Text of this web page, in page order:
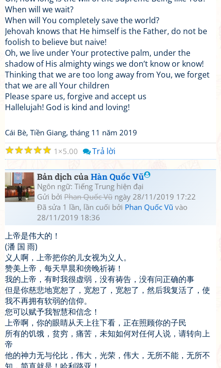
When will we wait?
When will You completely save the world?
Jehovah knows that He himself is the Father, do not be
foolish to believe but naive!
Oh, we live under Your protective palm, under the
shadow of His almighty wings we don’t know or know!
Thinking that we are too long away from You, we forget
that we are all Your children
Please spare us, forgive and accept us
Hallelujah! God is kind and loving!
Cái Bè, Tiền Giang, tháng 11 năm 2019
☆
☆
☆
☆
☆ 1 5.00 Trả lời
Bản dịch củaHàn Quốc Vũ
Ngôn ngữ: Tiếng Trung hiện đại
Gửi bởi Phan Quốc Vũ ngày 28/11/2019 17:22
Đã sửa 1 lần, lần cuối bởi Phan Quốc Vũ vào
28/11/2019 18:36
上帝是伟大的！
(潘 国 雨)
义人啊，上帝把你的儿女视为义人。
赞美上帝，每天早晨和傍晚祈祷！
我的上帝，有时我很虚弱，没有祷告，没有问正确的事
但是你慈悲地宽恕了，宽恕了，宽恕了，然后我复活了，使
我不再拥有软弱的信仰。
您可以赋予我智慧和信念！
上帝啊，你的眼睛从天上往下看，正在照顾你的子民
所有的饥饿，贫穷，痛苦，未知如何对任何人说，请转向上
帝
他的神力无与伦比，伟大，光荣，伟大，无所不能，无所不